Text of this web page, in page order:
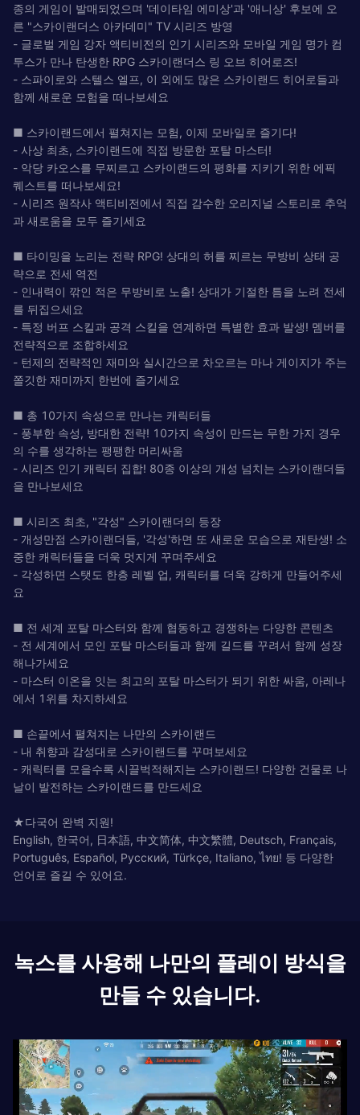
종의 게임이 발매되었으며 '데이타임 에미상'과 '애니상' 후보에 오
른 "스카이랜더스 아카데미" TV 시리즈 방영
- 글로벌 게임 강자 액티비전의 인기 시리즈와 모바일 게임 명가 컴
투스가 만나 탄생한 RPG 스카이랜더스 링 오브 히어로즈!
- 스파이로와 스텔스 엘프, 이 외에도 많은 스카이랜드 히어로들과
함께 새로운 모험을 떠나보세요
■ 스카이랜드에서 펼쳐지는 모험, 이제 모바일로 즐기다!
- 사상 최초, 스카이랜드에 직접 방문한 포탈 마스터!
- 악당 카오스를 무찌르고 스카이랜드의 평화를 지키기 위한 에픽
퀘스트를 떠나보세요!
- 시리즈 원작사 액티비전에서 직접 감수한 오리지널 스토리로 추억
과 새로움을 모두 즐기세요
■ 타이밍을 노리는 전략 RPG! 상대의 허를 찌르는 무방비 상태 공
략으로 전세 역전
- 인내력이 깎인 적은 무방비로 노출! 상대가 기절한 틈을 노려 전세
를 뒤집으세요
- 특정 버프 스킬과 공격 스킬을 연계하면 특별한 효과 발생! 멤버를
전략적으로 조합하세요
- 턴제의 전략적인 재미와 실시간으로 차오르는 마나 게이지가 주는
쫄깃한 재미까지 한번에 즐기세요
■ 총 10가지 속성으로 만나는 캐릭터들
- 풍부한 속성, 방대한 전략! 10가지 속성이 만드는 무한 가지 경우
의 수를 생각하는 팽팽한 머리싸움
- 시리즈 인기 캐릭터 집합! 80종 이상의 개성 넘치는 스카이랜더들
을 만나보세요
■ 시리즈 최초, "각성" 스카이랜더의 등장
- 개성만점 스카이랜더들, '각성'하면 또 새로운 모습으로 재탄생! 소
중한 캐릭터들을 더욱 멋지게 꾸며주세요
- 각성하면 스탯도 한층 레벨 업, 캐릭터를 더욱 강하게 만들어주세
요
■ 전 세계 포탈 마스터와 함께 협동하고 경쟁하는 다양한 콘텐츠
- 전 세계에서 모인 포탈 마스터들과 함께 길드를 꾸려서 함께 성장
해나가세요
- 마스터 이온을 잇는 최고의 포탈 마스터가 되기 위한 싸움, 아레나
에서 1위를 차지하세요
■ 손끝에서 펼쳐지는 나만의 스카이랜드
- 내 취향과 감성대로 스카이랜드를 꾸며보세요
- 캐릭터를 모을수록 시끌벅적해지는 스카이랜드! 다양한 건물로 나
날이 발전하는 스카이랜드를 만드세요
★다국어 완벽 지원!
English, 한국어, 日本語, 中文简体, 中文繁體, Deutsch, Français,
Português, Español, Русский, Türkçe, Italiano, ไทย! 등 다양한
언어로 즐길 수 있어요.
녹스를 사용해 나만의 플레이 방식을
만들 수 있습니다.